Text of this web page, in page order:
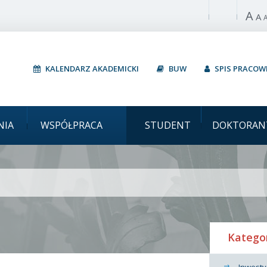
Włącz A A
KALENDARZ AKADEMICKI BUW SPIS
WSPÓŁPRACA STUDENT